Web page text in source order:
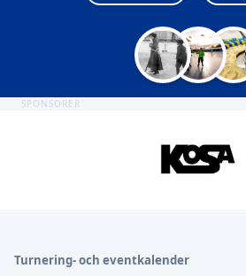
SPONSORER
Turnering- och eventkalender